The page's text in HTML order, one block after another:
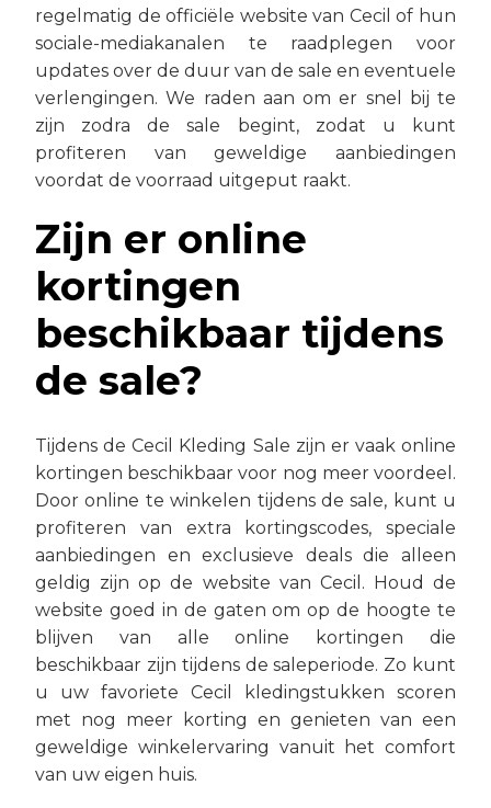
regelmatig de officiële website van Cecil of hun
sociale-mediakanalen te raadplegen voor
updates over de duur van de sale en eventuele
verlengingen. We raden aan om er snel bij te
zijn zodra de sale begint, zodat u kunt
profiteren van geweldige aanbiedingen
voordat de voorraad uitgeput raakt.
Zijn er online
kortingen
beschikbaar tijdens
de sale?
Tijdens de Cecil Kleding Sale zijn er vaak online
kortingen beschikbaar voor nog meer voordeel.
Door online te winkelen tijdens de sale, kunt u
profiteren van extra kortingscodes, speciale
aanbiedingen en exclusieve deals die alleen
geldig zijn op de website van Cecil. Houd de
website goed in de gaten om op de hoogte te
blijven van alle online kortingen die
beschikbaar zijn tijdens de saleperiode. Zo kunt
u uw favoriete Cecil kledingstukken scoren
met nog meer korting en genieten van een
geweldige winkelervaring vanuit het comfort
van uw eigen huis.